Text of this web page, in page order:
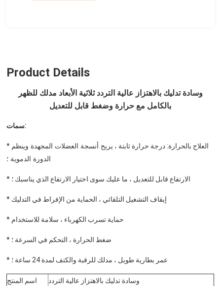
Product Details
وسادة تدليك بالاهتزاز عالية الترددثلاثية الأبعاد مدلك للظهر
بالكامل مع حرارة وضغط قابل للتعديل
سمات:
* العلاج بالحرارة: درجة حرارة ثابتة ، يريح أنسجة العضلات المجهدة وينظم
الدورة الدموية ؛
* الارتفاع قابل للتعديل ، ما عليك سوى اختيار الارتفاع الذي يناسبك ؛
* إيقاف التشغيل التلقائي ، الحماية من الإفراط في التدليك
* حماية تسرب الكهرباء ، سلامة للاستخدام
* ضغط الحرارة ، التحكم في السرعة ؛
* عمر بطارية طويل ، مدلك للرقبة والكتف لمدة 24 ساعة ؛
اسم المنتج
وسادة تدليك بالاهتزاز عالية التردد